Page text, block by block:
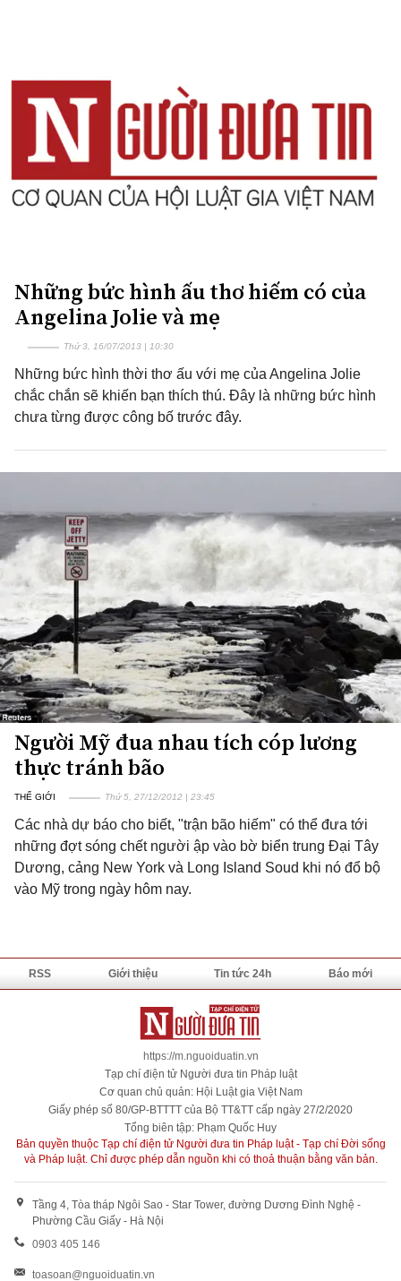
Những bức hình ấu thơ hiếm có của
Angelina Jolie và mẹ
Thứ 3, 16/07/2013 | 10:30
Những bức hình thời thơ ấu với mẹ của Angelina Jolie
chắc chắn sẽ khiến bạn thích thú. Đây là những bức hình
chưa từng được công bố trước đây.
Người Mỹ đua nhau tích cóp lương
thực tránh bão
THẾ GIỚI Thứ 5, 27/12/2012 | 23:45
Các nhà dự báo cho biết, "trận bão hiếm" có thể đưa tới
những đợt sóng chết người ập vào bờ biển trung Đại Tây
Dương, cảng New York và Long Island Soud khi nó đổ bộ
vào Mỹ trong ngày hôm nay.
RSS Giới thiệu Tin tức 24h Báo mới
https://m.nguoiduatin.vn
Tạp chí điện tử Người đưa tin Pháp luật
Cơ quan chủ quản: Hội Luật gia Việt Nam
Giấy phép số 80/GP-BTTTT của Bộ TT&TT cấp ngày 27/2/2020
Tổng biên tập: Phạm Quốc Huy
Bản quyền thuộc Tạp chí điện tử Người đưa tin Pháp luật - Tạp chí Đời sống
và Pháp luật. Chỉ được phép dẫn nguồn khi có thoả thuận bằng văn bản.
Tầng 4, Tòa tháp Ngôi Sao - Star Tower, đường Dương Đình Nghệ -
Phường Cầu Giấy - Hà Nội
0903 405 146
toasoan@nguoiduatin.vn